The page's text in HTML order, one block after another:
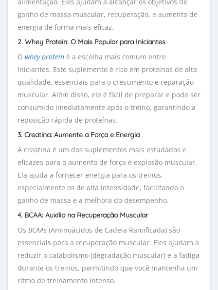
ganho de massa muscular, recuperação, e aumento de
energia de forma mais eficaz.
2. Whey Protein: O Mais Popular para Iniciantes
O whey protein é a escolha mais comum entre
iniciantes. Este suplemento é rico em proteínas de alta
qualidade, essenciais para o crescimento e reparação
muscular. Além disso, ele é fácil de preparar e pode ser
consumido imediatamente após o treino, garantindo a
reposição rápida de proteínas.
3. Creatina: Aumente a Força e Energia
A creatina é um dos suplementos mais estudados e
eficazes para o aumento de força e explosão muscular.
Ela ajuda a fornecer energia para os treinos,
especialmente os de alta intensidade, facilitando o
ganho de massa e a melhora do desempenho.
4. BCAA: Auxílio na Recuperação Muscular
Os BCAAs (Aminoácidos de Cadeia Ramificada) são
essenciais para a recuperação muscular. Eles ajudam a
reduzir o catabolismo (degradação muscular) e a fadiga
durante os treinos, permitindo que você mantenha um
ritmo de treinamento intenso.